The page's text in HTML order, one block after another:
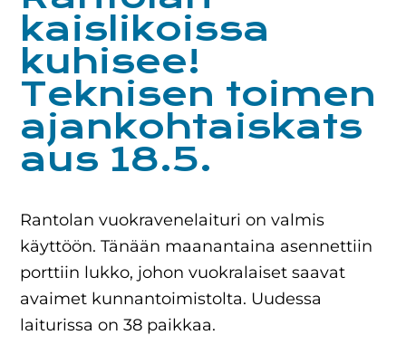
kaislikoissa
kuhisee!
Teknisen toimen
ajankohtaiskats
aus 18.5.
Rantolan vuokravenelaituri on valmis
käyttöön. Tänään maanantaina asennettiin
porttiin lukko, johon vuokralaiset saavat
avaimet kunnantoimistolta. Uudessa
laiturissa on 38 paikkaa.